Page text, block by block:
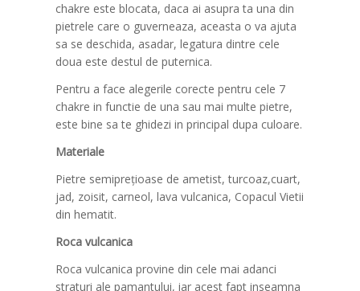
chakre este blocata, daca ai asupra ta una din
pietrele care o guverneaza, aceasta o va ajuta
sa se deschida, asadar, legatura dintre cele
doua este destul de puternica.
Pentru a face alegerile corecte pentru cele 7
chakre in functie de una sau mai multe pietre,
este bine sa te ghidezi in principal dupa culoare.
Materiale
Pietre semiprețioase de ametist, turcoaz,cuart,
jad, zoisit, carneol, lava vulcanica, Copacul Vietii
din hematit.
Roca vulcanica
Roca vulcanica provine din cele mai adanci
straturi ale pamantului, iar acest fapt inseamna